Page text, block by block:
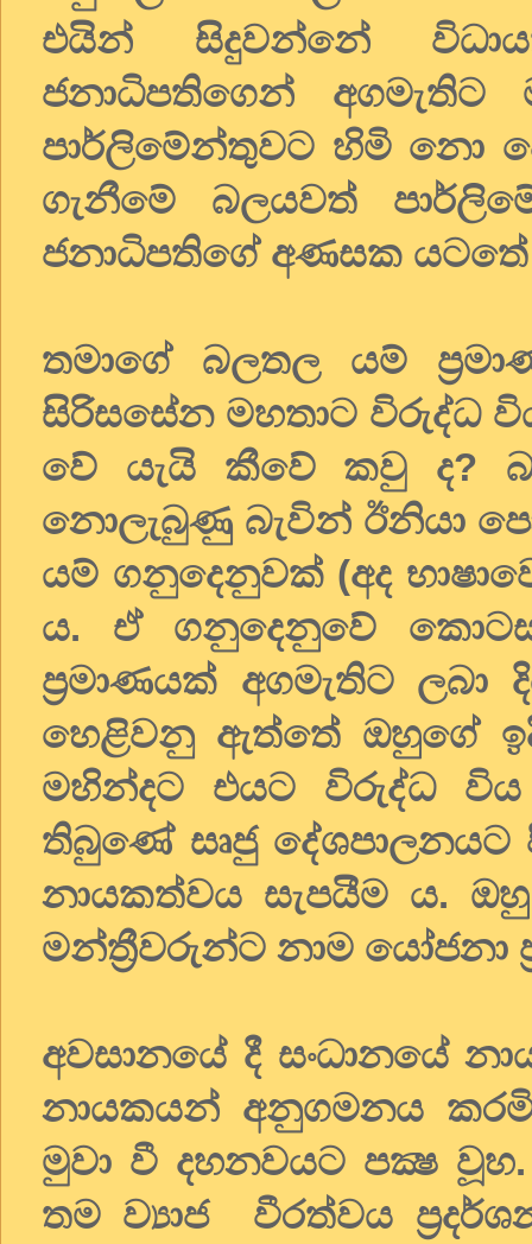
එයින් සිදුවන්නේ
ජනාධිපතිගෙන්
පාර්ලිමේන්තුවට හිමි නො
ගැනීමේ බලයවත්
ජනාධිපතිගේ අණසක
තමාගේ බලතල යම්
සිරිසසේන මහතාට විරුද්ධ
වේ යැයි කීවේ කවු ද?
නොලැබුණු බැවින් ඊනියා
යම් ගනුදෙනුවක් (අද
ය. ඒ ගනුදෙනුවේ
ප්‍රමාණයක් අගමැතිට
හෙළිවනු ඇත්තේ ඔහුගේ
මහින්දට එයට විරුද්ධ
තිබුණේ සෘජු
නායකත්වය සැපයීම ය.
මන්ත්‍රීවරුන්ට නාම යෝජනා
අවසානයේ දී සංධානයේ
නායකයන් අනුගමනය
මුවා වී දහනවයට පක්‍ෂ
තම ව්‍යාජ වීරත්වය